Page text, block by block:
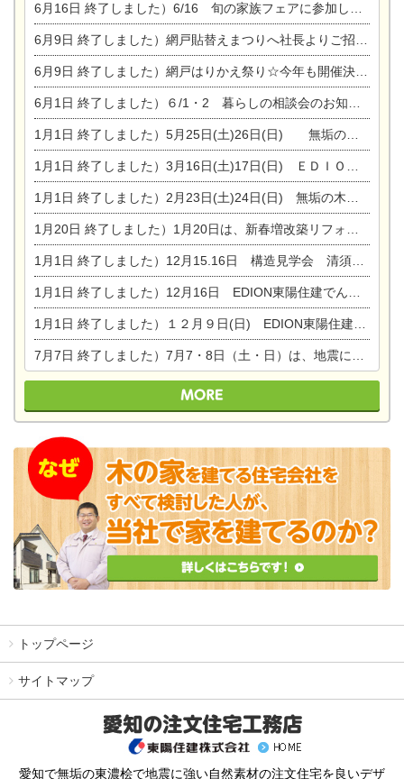
6月16日 終了しました）6/16 旬の家族フェアに参加します☆
6月9日 終了しました）網戸貼替えまつりへ社長よりご招待です♪
6月9日 終了しました）網戸はりかえ祭り☆今年も開催決定！
6月1日 終了しました）６/1・2 暮らしの相談会のお知らせ
1月1日 終了しました）5月25日(土)26日(日) 無垢の木の家体感見学会開催☆
1月1日 終了しました）3月16日(土)17日(日) ＥＤＩＯＮ東陽住建でんき館 総決算まつり
1月1日 終了しました）2月23日(土)24日(日) 無垢の木の家 完成見学会
1月20日 終了しました）1月20日は、新春増改築リフォームまつり＆家の修理祭り＆家電まつりです。
1月1日 終了しました）12月15.16日 構造見学会 清須市西枇杷島町弁天
1月1日 終了しました）12月16日 EDION東陽住建でんき OPEN第二弾イベント！！
1月1日 終了しました）１２月９日(日) EDION東陽住建でんき館プレＯＰＥＮ！＆家の修理まつり
7月7日 終了しました）7月7・8日（土・日）は、地震に強くて安心！暮らしを楽しむ東濃ひのきの平屋の家体験見学会を開催します。ぜひお越しください。
トップページ
サイトマップ
愛知で無垢の東濃桧で地震に強い自然素材の注文住宅を良いデザ